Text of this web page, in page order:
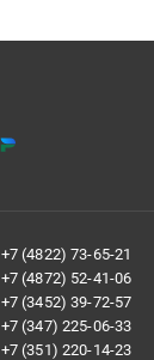
+7 (4822) 73-65-21
+7 (4872) 52-41-06
+7 (3452) 39-72-57
+7 (347) 225-06-33
+7 (351) 220-14-23